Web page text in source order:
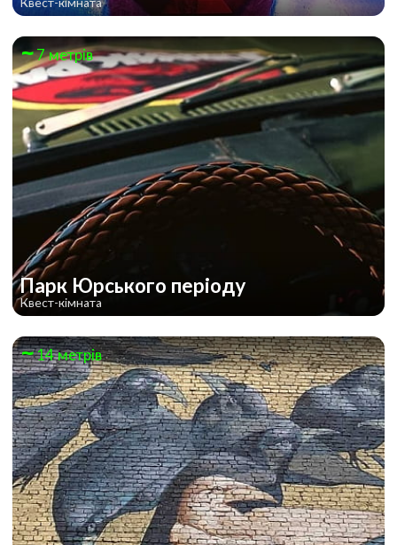
7 метрів
Парк Юрського періоду
Квест-кімната
14 метрів